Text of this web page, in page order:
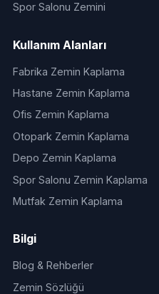
Spor Salonu Zemini
Kullanım Alanları
Fabrika Zemin Kaplama
Hastane Zemin Kaplama
Ofis Zemin Kaplama
Otopark Zemin Kaplama
Depo Zemin Kaplama
Spor Salonu Zemin Kaplama
Mutfak Zemin Kaplama
Bilgi
Blog & Rehberler
Zemin Sözlüğü